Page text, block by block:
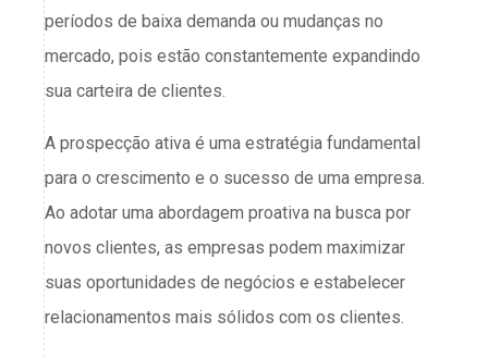
períodos de baixa demanda ou mudanças no
mercado, pois estão constantemente expandindo
sua carteira de clientes.
A prospecção ativa é uma estratégia fundamental
para o crescimento e o sucesso de uma empresa.
Ao adotar uma abordagem proativa na busca por
novos clientes, as empresas podem maximizar
suas oportunidades de negócios e estabelecer
relacionamentos mais sólidos com os clientes.